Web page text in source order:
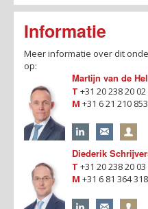
Informatie
Meer informatie over dit
op:
Martijn van de Hel
T +31 20 238 20 02
M +31 6 21 210 853
Diederik
T +31 20 238 20 03
M +31 6 81 364 318